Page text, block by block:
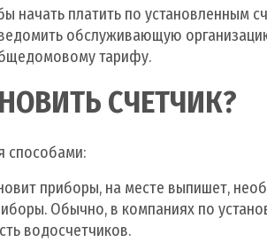
начать платить по установленным
обслуживающую
тарифу.
СЧЕТЧИК?
способами:
приборы, на месте выпишет,
Обычно, в компаниях по
водосчетчиков.